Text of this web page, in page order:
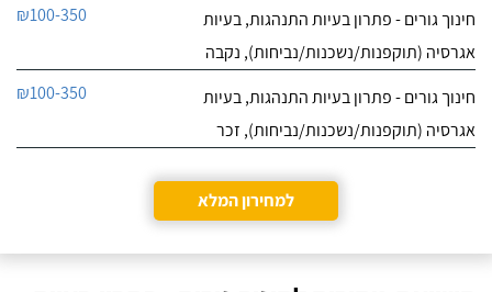
לכלבים שהות נעימה בזמן
שהייתם בפנסיון, ניתן
לראות שהכלבה עברה
חוויה נעימה כי היא חוזרת
בחום!
חינוך גורים - פתרון בעיות התנהגות, בעיות
אגרסיה (תוקפנות/נשכנות/נביחות), נקבה
₪100-350
חינוך גורים - פתרון בעיות התנהגות, בעיות
אגרסיה (תוקפנות/נשכנות/נביחות), זכר
₪100-350
למחירון המלא